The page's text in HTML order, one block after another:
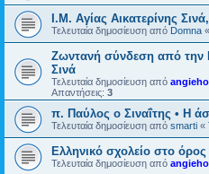
Ι.Μ. Αγίας Αικατερίνης
Τελευταία δημοσίευση από Domna «
Ζωντανή σύνδεση από την
Σινά
Τελευταία δημοσίευση από
Απαντήσεις: 3
π. Παύλος ο Σιναΐτης • Η
Τελευταία δημοσίευση από smarti «
Ελληνικό σχολείο στο όρος
Τελευταία δημοσίευση από